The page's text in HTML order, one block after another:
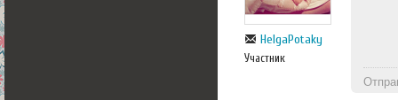
HelgaPotaky
Участник